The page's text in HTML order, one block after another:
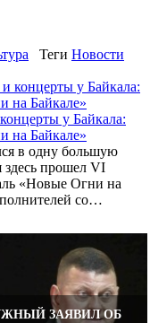
Теги Новости
у Байкала:
на Байкале»
в одну большую
прошел VI
«Новые Огни на
со…
ЗАЯВИЛ ОБ